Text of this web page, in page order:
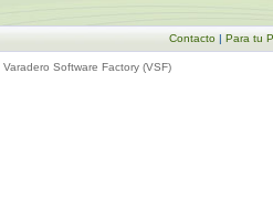
Contacto| Para tu
Varadero Software Factory (VSF)